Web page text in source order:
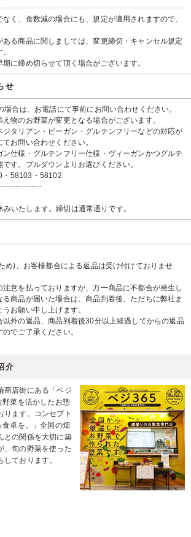
く、食数減の場合にも、規定が適用されますので、
る商品に関しましては、変更締切・キャンセル規定
に締め切らせて頂く場合がございます。
せ
場合は、お電話にて事前にお問い合わせください。
え物のお野菜が変更となる場合がございます。
タリアン・ビーガン・グルテンフリーなどの対応が
お問い合わせください。
ン仕様・グルテンフリー仕様・ヴィーガンかつグルテ
す。プルダウンよりお選びください。
58103・58102
いたします。締切は通常通りです。
め)、お客様都合による返品は受け付けておりませ
注意を払っておりますが、万一商品に不都合が発生し
商品が届いた場合は、商品到着後、ただちに弊社ま
お願い申し上げます。
以外の返品、商品到着後30分以上経過してからの返品
でご了承ください。
介
商店街にある「ベジ
菜を活かしたお惣
ります。コンセプト
卓を。」全国の畑
との関係を大切に築
、旬の野菜を使った
ております。